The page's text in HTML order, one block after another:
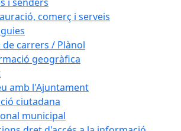
comerç i serveis
de carrers / Plànol
geogràfica
amb l'Ajuntament
ciutadana
municipal